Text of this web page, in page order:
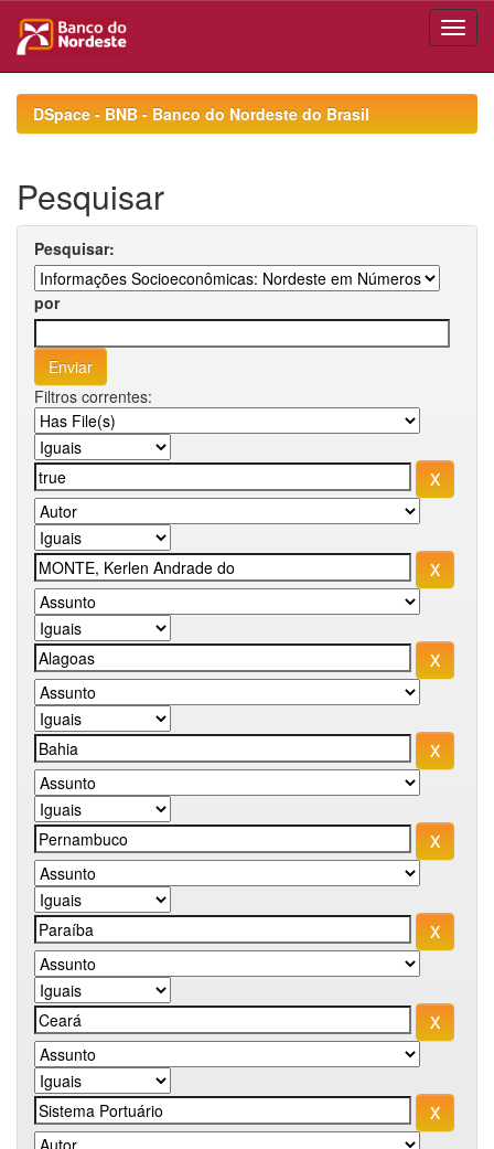
navigationDSpace - BNB - Banco do Nordeste do Brasil
Pesquisar
Pesquisar:
por
Filtros correntes: